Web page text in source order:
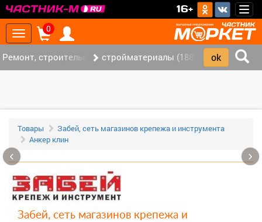
16+
Toggle
navigation
0
Ремонт, строительство (420)стройматериалы (188)
Товары
Забей, сеть магазинов крепежа и инструмента
Анкер клин
Забей, сеть магазинов крепежа и
‹ ›